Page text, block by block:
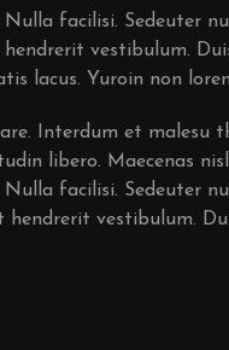
facilisi. Sedeuter
vestibulum.
lacus. Yuroin non
Interdum et malesu
libero. Maecenas
facilisi. Sedeuter
hendrerit vestibulum.